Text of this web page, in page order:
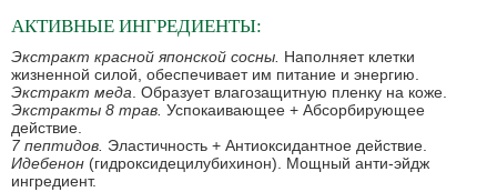
АКТИВНЫЕ ИНГРЕДИЕНТЫ:
Экстракт красной японской сосны. Наполняет клетки
жизненной силой, обеспечивает им питание и энергию.
Экстракт меда. Образует влагозащитную пленку на коже.
Экстракты 8 трав. Успокаивающее + Абсорбирующее
действие.
7 пептидов. Эластичность + Антиоксидантное действие.
Идебенон (гидроксидецилубихинон). Мощный анти-эйдж
ингредиент.